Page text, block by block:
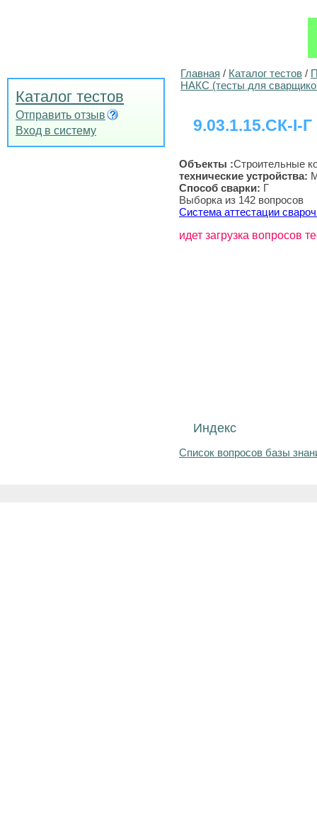
Каталог тестов
Отправить отзыв
Вход в систему
Главная / Каталог тестов /
НАКС (тесты для
9.03.1.15.СК-I-Г
Объекты :Строительные
технические устройства:
Способ сварки: Г
Выборка из 142 вопросов
Система аттестации
идет загрузка вопросов
Индекс
Список вопросов базы